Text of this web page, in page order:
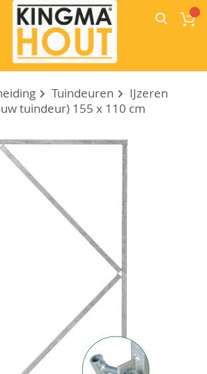
Tuindeuren
IJzeren
tuindeur) 155 x 110 cm